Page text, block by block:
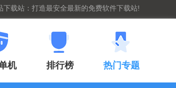
下载站：打造最安全最新的免费软件下载站!
机 排行榜 热门专题